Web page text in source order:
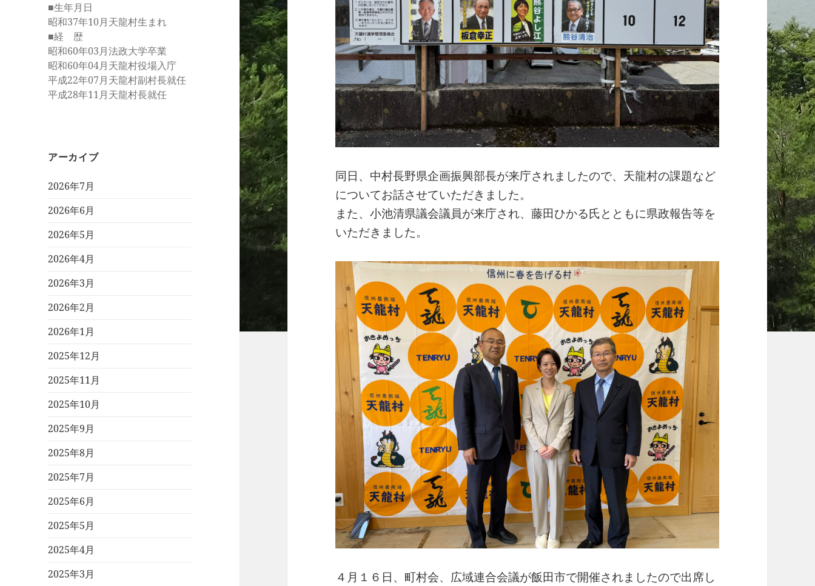
■生年月日
昭和37年10月天龍村生まれ
■経 歴
昭和60年03月法政大学卒業
昭和60年04月天龍村役場入庁
平成22年07月天龍村副村長就任
平成28年11月天龍村長就任
アーカイブ
2026年7月
2026年6月
2026年5月
2026年4月
2026年3月
2026年2月
2026年1月
2025年12月
2025年11月
2025年10月
2025年9月
2025年8月
2025年7月
2025年6月
2025年5月
2025年4月
2025年3月
同日、中村長野県企画振興部長が来庁されましたので、天龍村の課題など
についてお話させていただきました。
また、小池清県議会議員が来庁され、藤田ひかる氏とともに県政報告等を
いただきました。
４月１６日、町村会、広域連合会議が飯田市で開催されましたので出席し